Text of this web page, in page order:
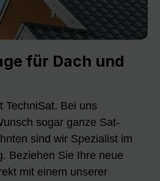
für Dach und
TechniSat. Bei uns
sogar ganze Sat-
sind wir Spezialist im
Beziehen Sie Ihre neue
mit einem unserer